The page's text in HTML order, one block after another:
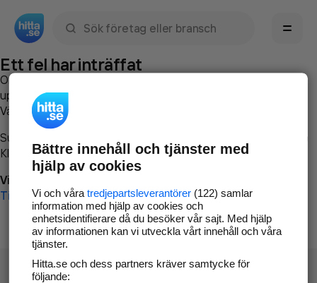
Ett fel har inträffat
Om du vill kan du
uppstod så att vi lättare och snabbare kan avhjälpa det.
Vänligen försök med följande:
Surfa till
Klicka påTillbaka-knappen i webbläsaren och försök igen
Vi beklagar besväret!
Till startsidan
Bättre innehåll och tjänster med
hjälp av cookies
Vi och våra tredjepartsleverantörer(122) samlar
information med hjälp av cookies och
enhetsidentifierare då du besöker vår sajt. Med hjälp
av informationen kan vi utveckla vårt innehåll och våra
tjänster.
Hitta.se och dess partners kräver samtycke för
följande: